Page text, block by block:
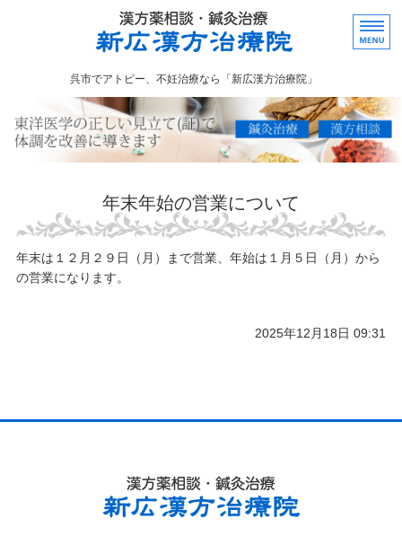
広島県呉市で
呉市でアトピー、不妊治療なら「新広漢方治療院」
漢方相談
当院のご案内
お問い合わせ
年末年始の営業について
年末は１２月２９日（月）まで営業、年始は１月５日（月）から
の営業になります。
2025年12月18日 09:31